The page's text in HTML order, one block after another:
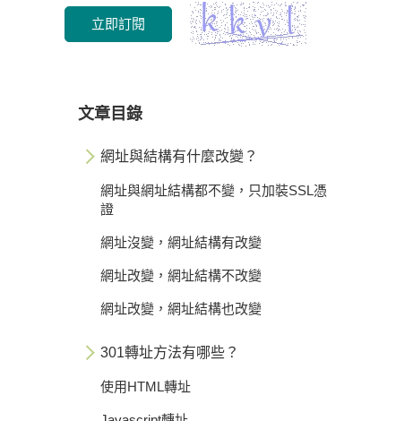
立即訂閱
文章目錄
網址與結構有什麼改變？
網址與網址結構都不變，只加裝SSL憑
證
網址沒變，網址結構有改變
網址改變，網址結構不改變
網址改變，網址結構也改變
301轉址方法有哪些？
使用HTML轉址